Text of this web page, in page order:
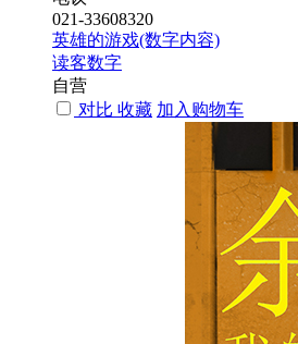
021-33608320
英雄的游戏(数字内容)
读客数字
自营
对比 收藏 加入购物车